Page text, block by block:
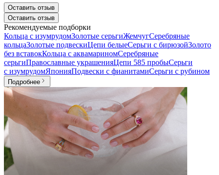
Оставить отзыв
Оставить отзыв
Рекомендуемые подборки
Кольца с изумрудомЗолотые серьгиЖемчугСеребряные
кольцаЗолотые подвескиЦепи белыеСерьги с бирюзойЗолото
без вставокКольца с аквамариномСеребряные
серьгиПравославные украшенияЦепи 585 пробыСерьги
с изумрудомЯпонияПодвески с фианитамиСерьги с рубином
Подробнее